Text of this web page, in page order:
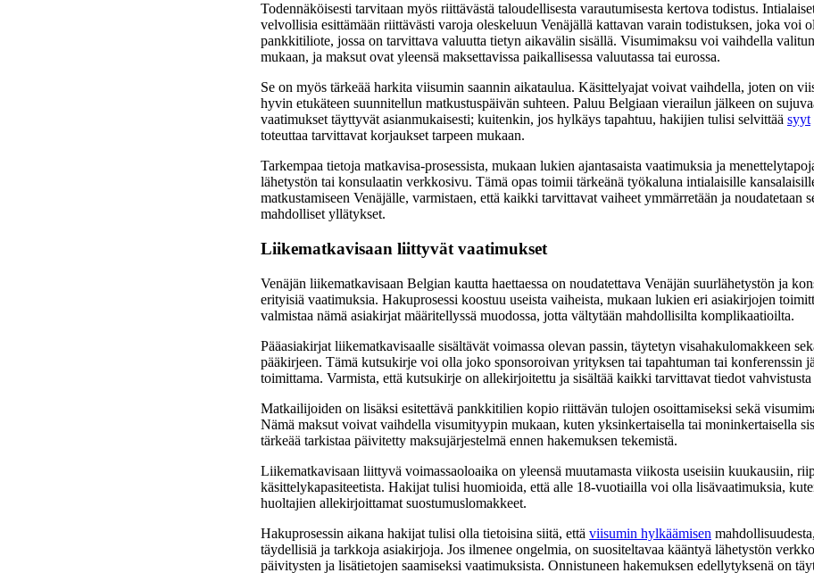
Todennäköisesti tarvitaan myös riittävästä taloudellisesta varautumisesta kertova todistus.
velvollisia esittämään riittävästi varoja oleskeluun Venäjällä kattavan varain todistuksen, joka voi
pankkitiliote, jossa on tarvittava valuutta tietyn aikavälin sisällä. Visumimaksu voi vaihdella
mukaan, ja maksut ovat yleensä maksettavissa paikallisessa valuutassa tai eurossa.
Se on myös tärkeää harkita viisumin saannin aikataulua. Käsittelyajat voivat vaihdella, joten on
hyvin etukäteen suunnitellun matkustuspäivän suhteen. Paluu Belgiaan vierailun jälkeen on
vaatimukset täyttyvät asianmukaisesti; kuitenkin, jos hylkäys tapahtuu, hakijien tulisi selvittää syyt
toteuttaa tarvittavat korjaukset tarpeen mukaan.
Tarkempaa tietoja matkavisa-prosessista, mukaan lukien ajantasaista vaatimuksia ja
lähetystön tai konsulaatin verkkosivu. Tämä opas toimii tärkeänä työkaluna intialaisille
matkustamiseen Venäjälle, varmistaen, että kaikki tarvittavat vaiheet ymmärretään ja noudatetaan
mahdolliset yllätykset.
Liikematkavisaan liittyvät vaatimukset
Venäjän liikematkavisaan Belgian kautta haettaessa on noudatettava Venäjän suurlähetystön ja
erityisiä vaatimuksia. Hakuprosessi koostuu useista vaiheista, mukaan lukien eri asiakirjojen
valmistaa nämä asiakirjat määritellyssä muodossa, jotta vältytään mahdollisilta komplikaatioilta.
Pääasiakirjat liikematkavisaalle sisältävät voimassa olevan passin, täytetyn visahakulomakkeen
pääkirjeen. Tämä kutsukirje voi olla joko sponsoroivan yrityksen tai tapahtuman tai konferenssin
toimittama. Varmista, että kutsukirje on allekirjoitettu ja sisältää kaikki tarvittavat tiedot vahvistusta
Matkailijoiden on lisäksi esitettävä pankkitilien kopio riittävän tulojen osoittamiseksi sekä
Nämä maksut voivat vaihdella visumityypin mukaan, kuten yksinkertaisella tai moninkertaisella
tärkeää tarkistaa päivitetty maksujärjestelmä ennen hakemuksen tekemistä.
Liikematkavisaan liittyvä voimassaoloaika on yleensä muutamasta viikosta useisiin kuukausiin,
käsittelykapasiteetista. Hakijat tulisi huomioida, että alle 18-vuotiailla voi olla lisävaatimuksia,
huoltajien allekirjoittamat suostumuslomakkeet.
Hakuprosessin aikana hakijat tulisi olla tietoisina siitä, että viisumin hylkäämisen
täydellisiä ja tarkkoja asiakirjoja. Jos ilmenee ongelmia, on suositeltavaa kääntyä lähetystön
päivitysten ja lisätietojen saamiseksi vaatimuksista. Onnistuneen hakemuksen edellytyksenä on